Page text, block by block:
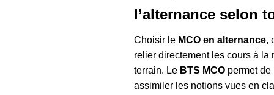
l’alternance selon
Choisir le MCO en alternance,
relier directement les cours à la
terrain. Le BTS MCO permet de
assimiler les notions vues en